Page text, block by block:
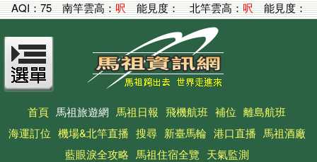
AQI：75 南竿雲高：呎能見度：北竿雲高：呎能見度：
首頁 馬祖旅遊網 馬祖日報 飛機航班 補位 離島航班
海運訂位 機場&北竿直播 搜尋 新臺馬輪 港口直播 馬祖酒廠
藍眼淚全攻略 馬祖住宿全覽 天氣監測